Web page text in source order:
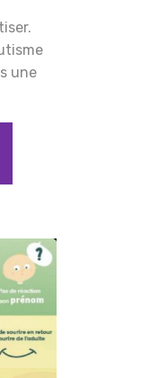
une